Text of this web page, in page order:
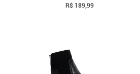
R$ 189,99